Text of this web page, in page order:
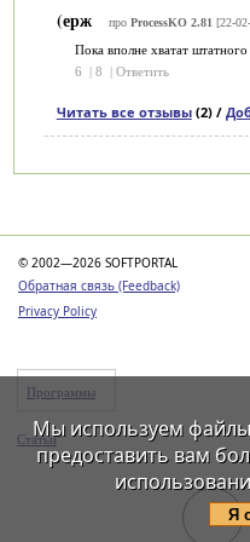
(ерж про ProcessKO 2.81[22-
Пока вполне хватат штатного
6
| 8 | Ответить
Читать все отзывы(2) /
© 2002—2026 SOFTPORTAL
Обратная связь (Feedback)
Privacy Policy
Программы
Статьи
Мы используем файлы
предоставить вам